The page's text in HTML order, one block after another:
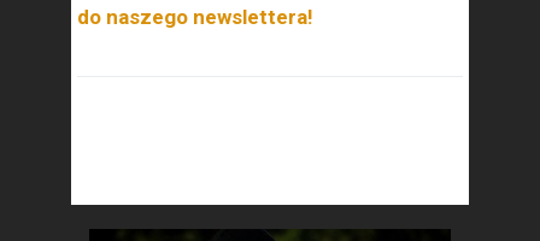
do naszego newslettera!